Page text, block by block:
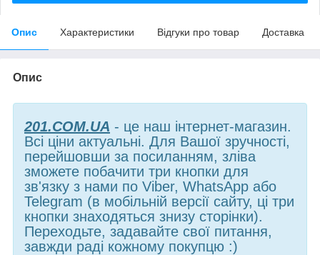
Опис Характеристики Відгуки про товар Доставка
Опис
201.COM.UA - це наш інтернет-магазин.
Всі ціни актуальні. Для Вашої зручності,
перейшовши за посиланням, зліва
зможете побачити три кнопки для
зв'язку з нами по Viber, WhatsApp або
Telegram (в мобільній версії сайту, ці три
кнопки знаходяться знизу сторінки).
Переходьте, задавайте свої питання,
завжди раді кожному покупцю :)